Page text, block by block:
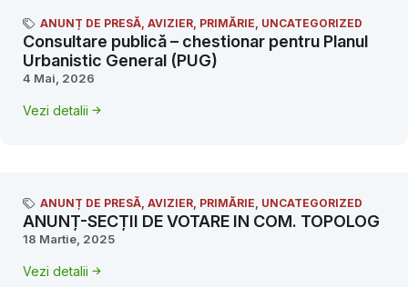
ANUNȚ DE PRESĂ, AVIZIER, PRIMĂRIE, UNCATEGORIZED
Consultare publică – chestionar pentru Planul
Urbanistic General (PUG)
4 Mai, 2026
Vezi detalii
ANUNȚ DE PRESĂ, AVIZIER, PRIMĂRIE, UNCATEGORIZED
ANUNȚ-SECȚII DE VOTARE IN COM. TOPOLOG
18 Martie, 2025
Vezi detalii